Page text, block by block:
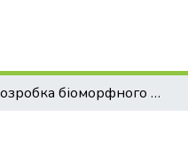
Розробка біоморфного крокуючого робота